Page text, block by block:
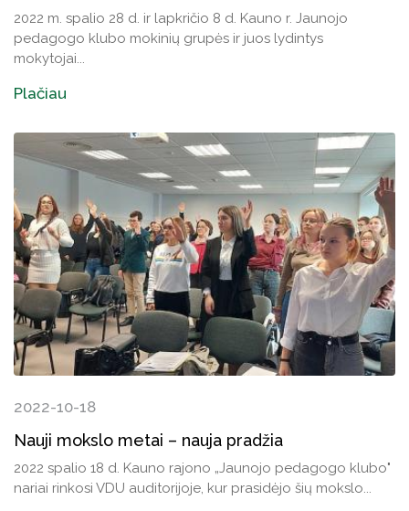
2022 m. spalio 28 d. ir lapkričio 8 d. Kauno r. Jaunojo
pedagogo klubo mokinių grupės ir juos lydintys
mokytojai...
Plačiau
2022-10-18
Nauji mokslo metai – nauja pradžia
2022 spalio 18 d. Kauno rajono „Jaunojo pedagogo klubo"
nariai rinkosi VDU auditorijoje, kur prasidėjo šių mokslo...